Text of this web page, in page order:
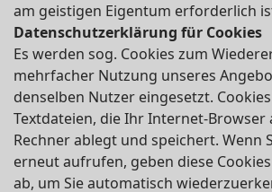
am geistigen Eigentum erforderlich
Datenschutzerklärung für Cookies
Es werden sog. Cookies zum
mehrfacher Nutzung unseres
denselben Nutzer eingesetzt.
Textdateien, die Ihr Internet-Browser
Rechner ablegt und speichert. Wenn
erneut aufrufen, geben diese
ab, um Sie automatisch